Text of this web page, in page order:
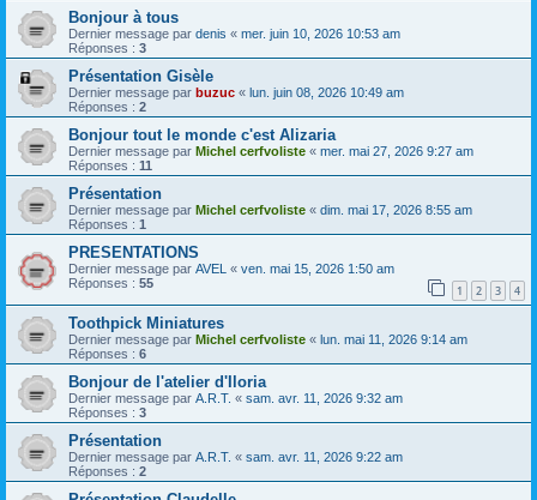
Bonjour à tous
Dernier message par denis « mer. juin 10, 2026 10:53 am
Réponses : 3
Présentation Gisèle
Dernier message par buzuc « lun. juin 08, 2026 10:49 am
Réponses : 2
Bonjour tout le monde c'est Alizaria
Dernier message par Michel cerfvoliste « mer. mai 27, 2026 9:27 am
Réponses : 11
Présentation
Dernier message par Michel cerfvoliste « dim. mai 17, 2026 8:55 am
Réponses : 1
PRESENTATIONS
Dernier message par AVEL « ven. mai 15, 2026 1:50 am
Réponses : 55 1 2 3 4
Toothpick Miniatures
Dernier message par Michel cerfvoliste « lun. mai 11, 2026 9:14 am
Réponses : 6
Bonjour de l'atelier d'Iloria
Dernier message par A.R.T. « sam. avr. 11, 2026 9:32 am
Réponses : 3
Présentation
Dernier message par A.R.T. « sam. avr. 11, 2026 9:22 am
Réponses : 2